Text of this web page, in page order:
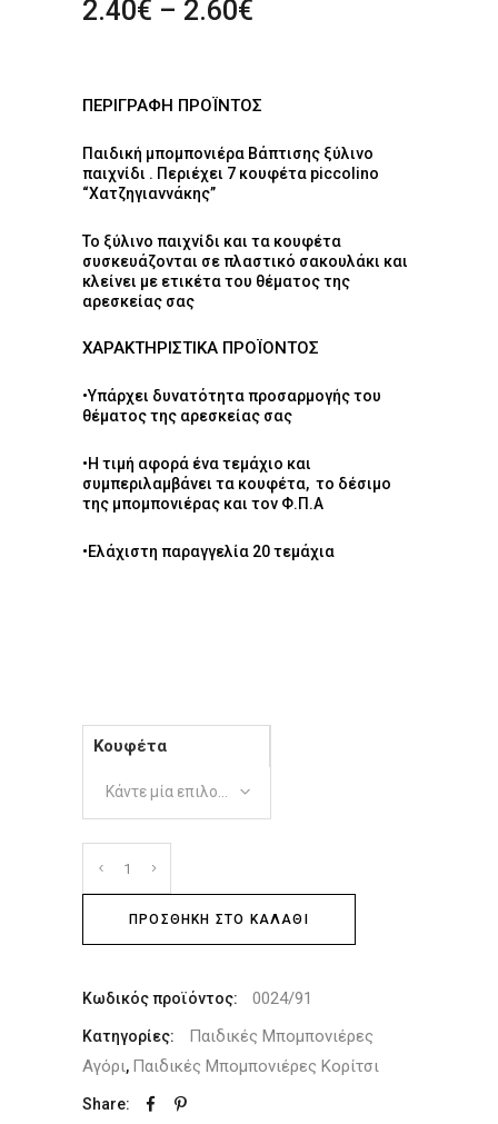
2.40€ – 2.60€
through
2.60€
ΠΕΡΙΓΡΑΦΗ ΠΡΟΪΝΤΟΣ
Παιδική μπομπονιέρα Βάπτισης ξύλινο
παιχνίδι . Περιέχει 7 κουφέτα piccolino
“Χατζηγιαννάκης”
Το ξύλινο παιχνίδι και τα κουφέτα
συσκευάζονται σε πλαστικό σακουλάκι και
κλείνει με ετικέτα του θέματος της
αρεσκείας σας
ΧΑΡΑΚΤΗΡΙΣΤΙΚΑ ΠΡΟΪΟΝΤΟΣ
•Υπάρχει δυνατότητα προσαρμογής του
θέματος της αρεσκείας σας
•Η τιμή αφορά ένα τεμάχιο και
συμπεριλαμβάνει τα κουφέτα, το δέσιμο
της μπομπονιέρας και τον Φ.Π.Α
•Ελάχιστη παραγγελία 20 τεμάχια
Κουφέτα
Κάντε μία επιλογή
ΠΡΟΣΘΉΚΗ ΣΤΟ ΚΑΛΆΘΙ
Κωδικός προϊόντος: 0024/91
Κατηγορίες:
Παιδικές Μπομπονιέρες
Αγόρι, Παιδικές Μπομπονιέρες Κορίτσι
Share: